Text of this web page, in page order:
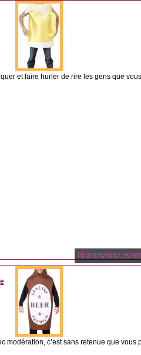
et faire hurler de rire les gens que
DÉGUISEMENT
modération, c’est sans retenue que vous